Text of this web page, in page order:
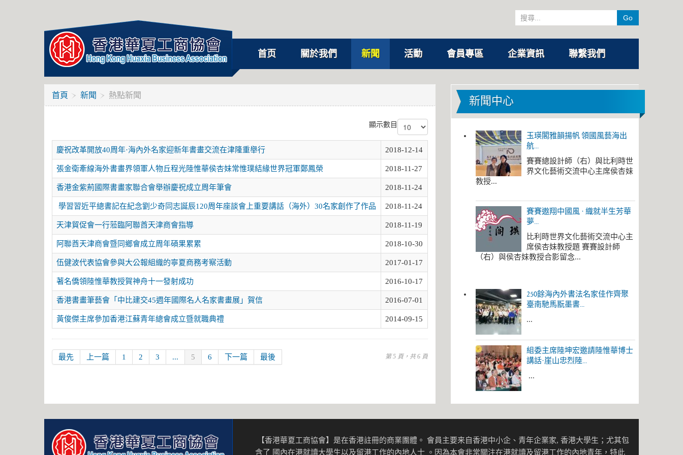
Go
首页 關於我們 新聞 活動 會員專區 企業資訊 聯繫我們
首頁 新聞 熱點新聞
顯示數目
慶祝改革開放40周年·海內外名家迎新年書畫交流在津隆重舉行 2018-12-14
張金衛牽線海外書畫界領軍人物丘程光陸惟華侯杏妹常惟璞結緣世界冠軍鄭鳳榮 2018-11-27
香港金紫荊國際書畫家聯合會舉辦慶祝成立周年筆會 2018-11-24
學習習近平總書記在紀念劉少奇同志誕辰120周年座談會上重要講話（海外）30名家創作了作品 2018-11-24
天津貿促會一行蒞臨阿聯酋天津商會指導 2018-11-19
阿聯酋天津商會暨同鄉會成立周年碩果累累 2018-10-30
伍健波代表協會參與大公報組織的寧夏商務考察活動 2017-01-17
著名僑領陸惟華教授賀神舟十一發射成功 2016-10-17
香港書畫筆藝會「中比建交45週年國際名人名家書畫展」賀信 2016-07-01
黃俊傑主席參加香港江蘇青年總會成立暨就職典禮 2014-09-15
第 5 頁，共 6 頁
最先 上一篇 1 2 3 ... 5 6 下一篇 最後
新聞中心
玉瑛閣雅韻揚帆 領國風藝海出
航...
賽賽總設計師（右）與比利時世
界文化藝術交流中心主席侯杏妹
教授...
賽賽遨翔中國風 · 織就半生芳華
夢...
比利時世界文化藝術交流中心主
席侯杏妹教授題 賽賽設計師
（右）與侯杏妹教授合影留念...
250餘海內外書法名家佳作齊聚
臺南馳馬翫墨書...
...
組委主席陸坤宏邀請陸惟華博士
講話·崖山忠烈陸...
...
【香港華夏工商協會】是在香港註冊的商業團體。 會員主要来自香港中小企、青年企業家, 香港大學生；尤其包
含了 國內在港就讀大學生以及留港工作的內地人士 。因為本會非常關注在港就讀及留港工作的內地青年，特此